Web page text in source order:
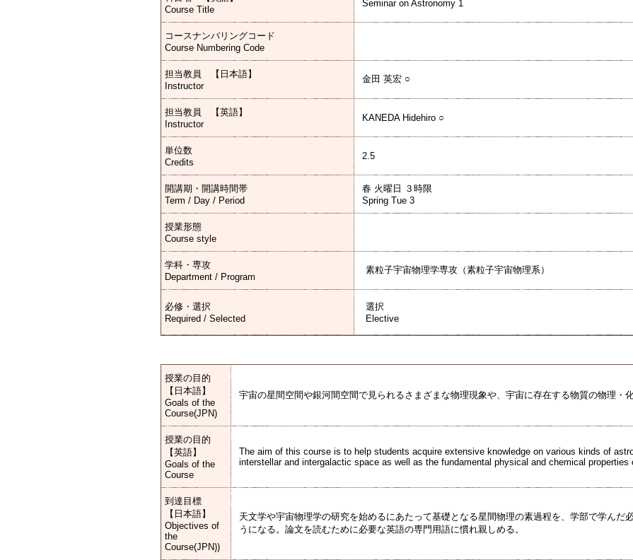
Course Title
Seminar on Astronomy 1
コースナンバリングコード
Course Numbering Code
担当教員 【日本語】
Instructor
金田 英宏 ○
担当教員 【英語】
Instructor
KANEDA Hidehiro ○
単位数
Credits
2.5
開講期・開講時間帯
Term / Day / Period
春 火曜日 ３時限
Spring Tue 3
授業形態
Course style
学科・専攻
Department / Program
素粒子宇宙物理学専攻（素粒子宇宙物理系）
必修・選択
Required / Selected
選択
Elective
授業の目的
【日本語】
Goals of the
Course(JPN)
宇宙の星間空間や銀河間空間で見られるさまざまな物理現象や、宇宙に存在する物質の物理・
授業の目的
【英語】
Goals of the
Course
The aim of this course is to help students acquire extensive knowledge on various kinds of
interstellar and intergalactic space as well as the fundamental physical and chemical properties
到達目標
【日本語】
Objectives of
the
Course(JPN))
天文学や宇宙物理学の研究を始めるにあたって基礎となる星間物理の素過程を、学部で学んだ
うになる。論文を読むために必要な英語の専門用語に慣れ親しめる。